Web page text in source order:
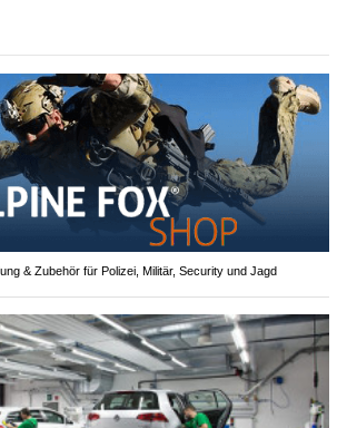
& Zubehör für Polizei, Militär, Security und Jagd